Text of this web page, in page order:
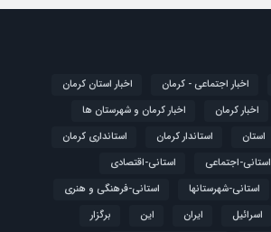
اخبار اجتماعی - کرمان
اخبار استان کرمان
اخبار کرمان
اخبار کرمان و شهرستان ها
استان استاندار کرمان
استانداری کرمان
استانی-اجتماعی
استانی-اقتصادی
استانی-شهرستانها
استانی-فرهنگی و هنری
اسرائیل ایران این
برگزار